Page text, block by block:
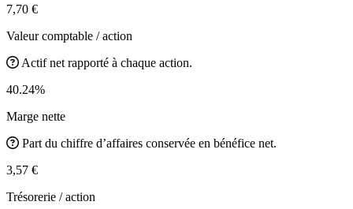
7,70 €
Valeur comptable / action
Actif net rapporté à chaque action.
40.24%
Marge nette
Part du chiffre d’affaires conservée en bénéfice net.
3,57 €
Trésorerie / action